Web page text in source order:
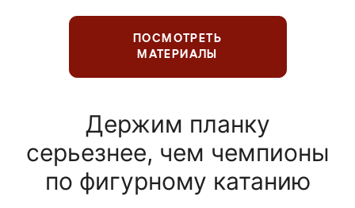
ПОСМОТРЕТЬ
МАТЕРИАЛЫ
Держим планку
серьезнее, чем чемпионы
по фигурному катанию